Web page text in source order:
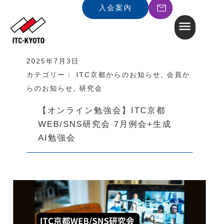
入会案内
2025年7月3日
カテゴリー：
ITC京都からのお知らせ , 会員か
らのお知らせ , 研究会
【オンライン勉強会】ITC京都
WEB/SNS研究会 7月例会+生成
AI勉強会